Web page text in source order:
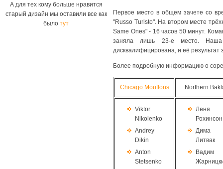
А для тех кому больше нравится
старый дизайн мы оставили все как
было тут
Первое место в общем зачете со
"Russo Turisto". На втором месте
Same Ones" - 16 часов 50 минут.
заняла лишь 23-е место. Наша
дисквалифицирована, и её результат
Более подробную информацию о
Chicago Mouflons Northern
Viktor
Nikolenko
Andrey
Dikin
Anton
Stetsenko
Леня
Рохинсон
Дима
Литвак
Вадим